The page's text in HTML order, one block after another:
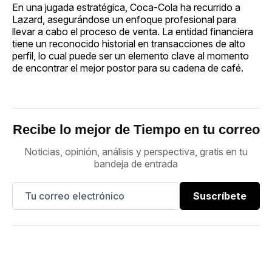
En una jugada estratégica, Coca-Cola ha recurrido a
Lazard, asegurándose un enfoque profesional para
llevar a cabo el proceso de venta. La entidad financiera
tiene un reconocido historial en transacciones de alto
perfil, lo cual puede ser un elemento clave al momento
de encontrar el mejor postor para su cadena de café.
Recibe lo mejor de Tiempo en tu correo
Noticias, opinión, análisis y perspectiva, gratis en tu
bandeja de entrada
Suscríbete